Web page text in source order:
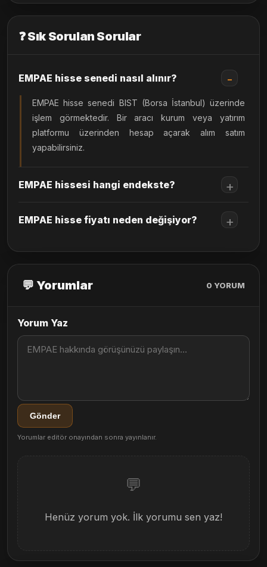
❓ Sık Sorulan Sorular
EMPAE hisse senedi nasıl alınır?
EMPAE hisse senedi BIST (Borsa İstanbul) üzerinde
işlem görmektedir. Bir aracı kurum veya yatırım
platformu üzerinden hesap açarak alım satım
yapabilirsiniz.
EMPAE hissesi hangi endekste?
EMPAE hisse fiyatı neden değişiyor?
💬 Yorumlar 0 YORUM
Yorum Yaz
Gönder
Yorumlar editör onayından sonra yayınlanır.
💬
Henüz yorum yok. İlk yorumu sen yaz!